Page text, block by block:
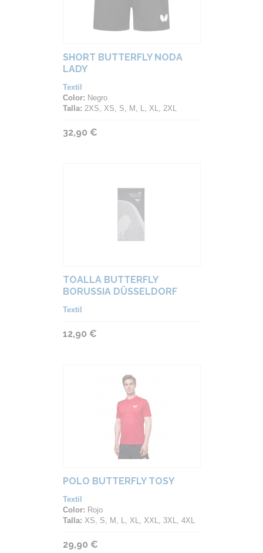
SHORT BUTTERFLY NODA
LADY
Textil
Color: Negro
Talla: 2XS, XS, S, M, L, XL, 2XL
32,90 €
TOALLA BUTTERFLY
BORUSSIA DÜSSELDORF
Textil
12,90 €
POLO BUTTERFLY TOSY
Textil
Color: Rojo
Talla: XS, S, M, L, XL, XXL, 3XL, 4XL
29,90 €